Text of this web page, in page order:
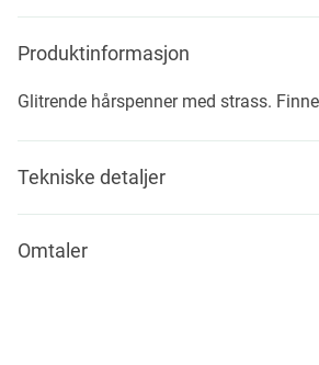
Produktinformasjon
Glitrende hårspenner med strass.
Tekniske detaljer
Omtaler